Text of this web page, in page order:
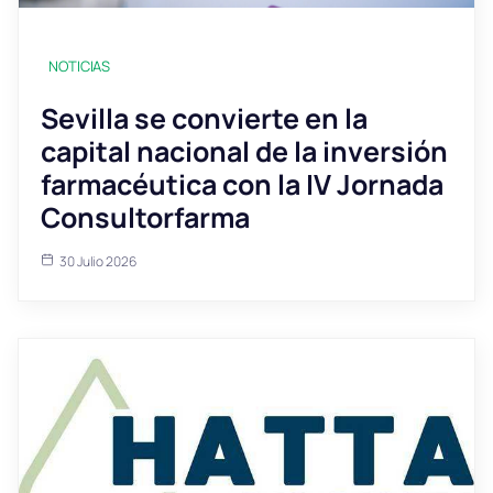
NOTICIAS
Sevilla se convierte en la
capital nacional de la inversión
farmacéutica con la IV Jornada
Consultorfarma
30 Julio 2026